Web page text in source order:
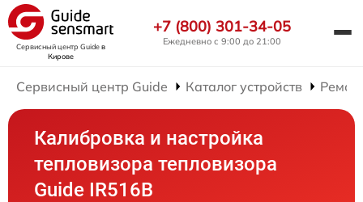
Сервисный центр Guideв
Кирове
+7 (800) 301-34-05
Ежедневно с 9:00 до 21:00
Сервисный центр Guide Каталог устройств
Калибровка и настройка
тепловизора тепловизора
Guide IR516B